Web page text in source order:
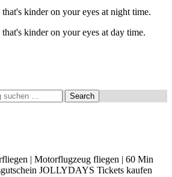
kinder on your eyes at night time.
kinder on your eyes at day time.
Search
| Motorflugzeug fliegen | 60 Min
JOLLYDAYS Tickets kaufen